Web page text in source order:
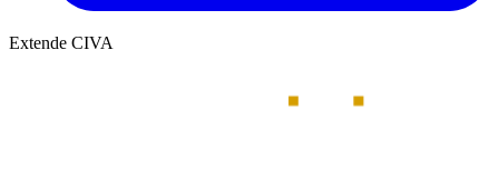
Extende CIVA